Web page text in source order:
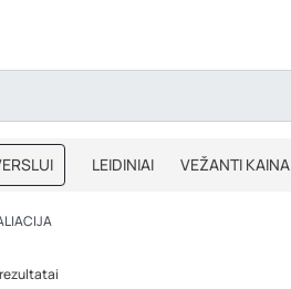
LEIDINIAI VEŽANTI KAINA